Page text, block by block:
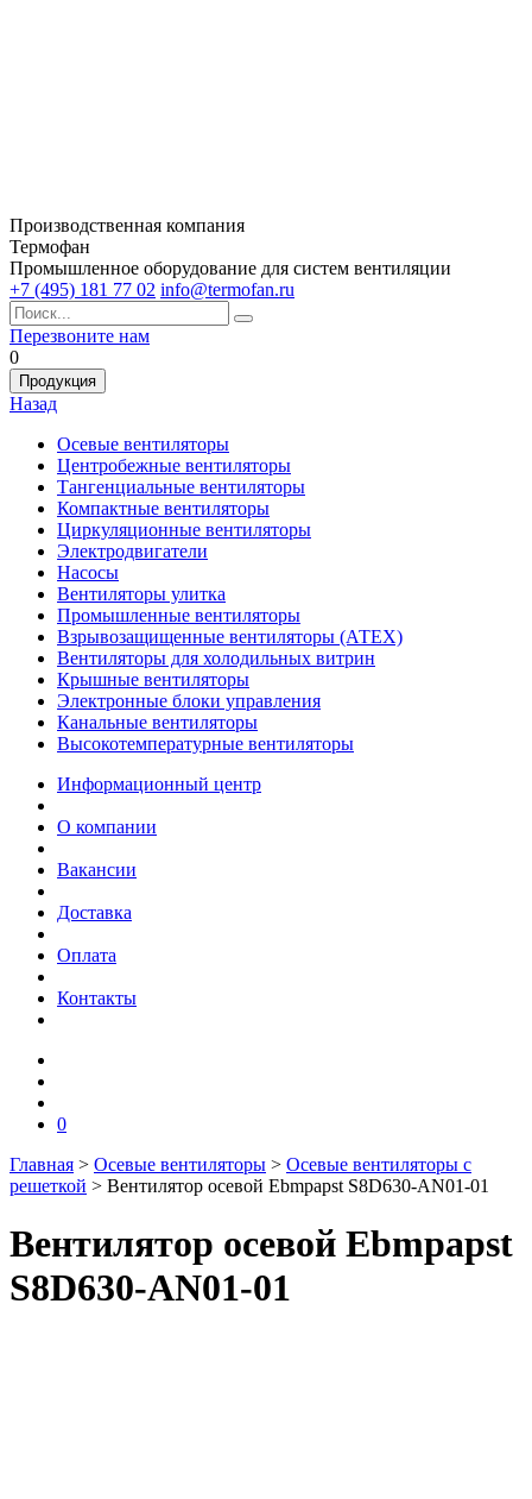
Производственная компания
Термофан
Промышленное оборудование для систем вентиляции
+7 (495) 181 77 02 info@termofan.ru
Перезвоните нам
0
Продукция
Назад
Осевые вентиляторы
Центробежные вентиляторы
Тангенциальные вентиляторы
Компактные вентиляторы
Циркуляционные вентиляторы
Электродвигатели
Насосы
Вентиляторы улитка
Промышленные вентиляторы
Взрывозащищенные вентиляторы (АТЕХ)
Вентиляторы для холодильных витрин
Крышные вентиляторы
Электронные блоки управления
Канальные вентиляторы
Высокотемпературные вентиляторы
Информационный центр
О компании
Вакансии
Доставка
Оплата
Контакты
0
Главная > Осевые вентиляторы > Осевые вентиляторы с
решеткой > Вентилятор осевой Ebmpapst S8D630-AN01-01
Вентилятор осевой Ebmpapst
S8D630-AN01-01